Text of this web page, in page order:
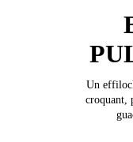
Un
croquant,